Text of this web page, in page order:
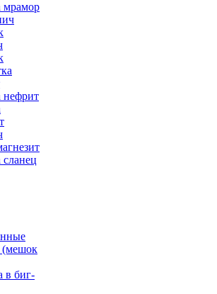
мрамор
нефрит
(мешок
в биг-